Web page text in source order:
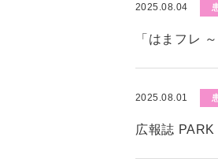
2025.08.04
「はまフレ
2025.08.01
広報誌